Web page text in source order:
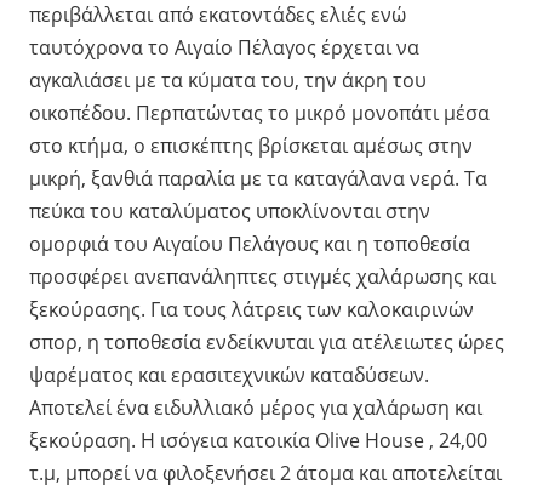
περιβάλλεται από εκατοντάδες ελιές ενώ
ταυτόχρονα το Αιγαίο Πέλαγος έρχεται να
αγκαλιάσει με τα κύματα του, την άκρη του
οικοπέδου. Περπατώντας το μικρό μονοπάτι μέσα
στο κτήμα, ο επισκέπτης βρίσκεται αμέσως στην
μικρή, ξανθιά παραλία με τα καταγάλανα νερά. Τα
πεύκα του καταλύματος υποκλίνονται στην
ομορφιά του Αιγαίου Πελάγους και η τοποθεσία
προσφέρει ανεπανάληπτες στιγμές χαλάρωσης και
ξεκούρασης. Για τους λάτρεις των καλοκαιρινών
σπορ, η τοποθεσία ενδείκνυται για ατέλειωτες ώρες
ψαρέματος και ερασιτεχνικών καταδύσεων.
Αποτελεί ένα ειδυλλιακό μέρος για χαλάρωση και
ξεκούραση. Η ισόγεια κατοικία Olive House , 24,00
τ.μ, μπορεί να φιλοξενήσει 2 άτομα και αποτελείται